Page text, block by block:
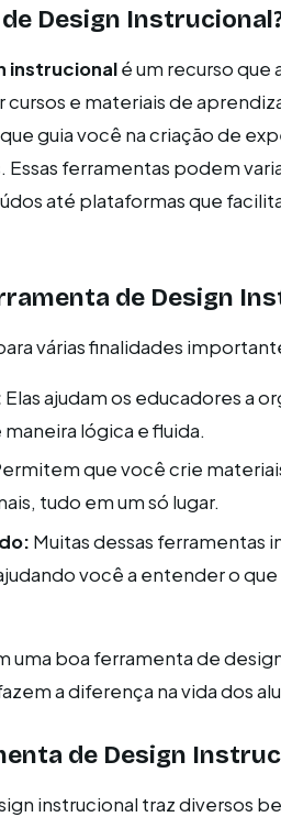
Design
instrucionalé um recurso que
e materiais de
guia você na criação de
ferramentas podem
até plataformas que
de Design
várias finalidades
Elas ajudam os educadores a
lógica e fluida.
que você crie
tudo em um só lugar.
Muitas dessas ferramentas
você a entender o
uma boa ferramenta de
a diferença na vida dos
de Design
instrucional traz diversos